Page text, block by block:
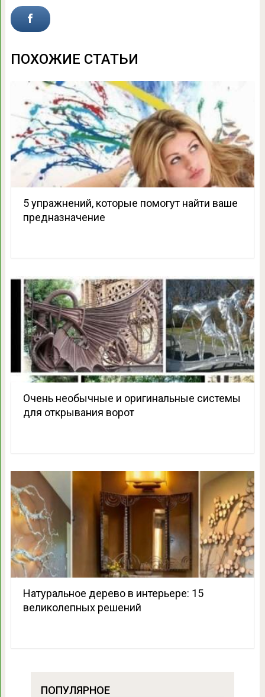
ПОХОЖИЕ СТАТЬИ
5 упражнений, которые помогут найти ваше
предназначение
Очень необычные и оригинальные системы
для открывания ворот
Натуральное дерево в интерьере: 15
великолепных решений
ПОПУЛЯРНОЕ